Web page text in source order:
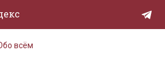
всём